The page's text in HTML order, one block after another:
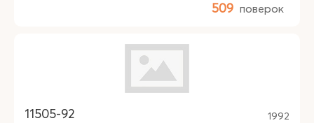
509 поверок
11505-92 1992